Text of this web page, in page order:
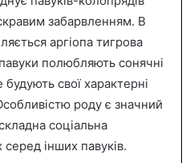
забарвленням. В
аргіопа тигрова
полюбляють сонячні
свої характерні
роду є значний
соціальна
серед інших павуків.